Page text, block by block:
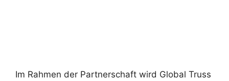
Im Rahmen der Partnerschaft wird Global Truss